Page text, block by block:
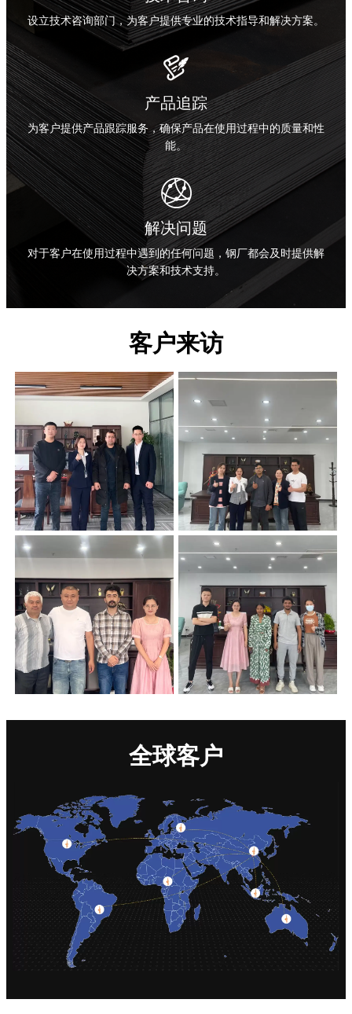
设立技术咨询部门，为客户提供专业的技术指导和解决方案。

产品追踪
为客户提供产品跟踪服务，确保产品在使用过程中的质量和性
能。

解决问题
对于客户在使用过程中遇到的任何问题，钢厂都会及时提供解
决方案和技术支持。
客户来访
全球客户